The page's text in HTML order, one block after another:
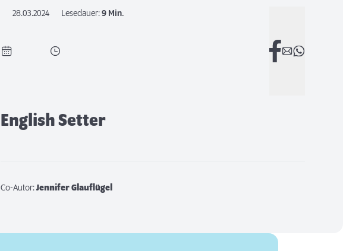
28.03.2024 Lesedauer:9 Min.
English Setter
Co-Autor:Jennifer Glauflügel